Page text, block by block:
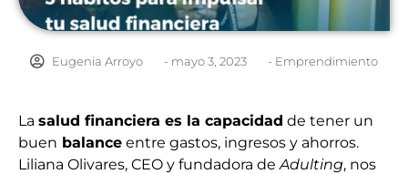
Eugenia Arroyo - mayo 3, 2023 - Emprendimiento
La salud financiera es la capacidad de tener un
buen balance entre gastos, ingresos y ahorros.
Liliana Olivares, CEO y fundadora de Adulting, nos